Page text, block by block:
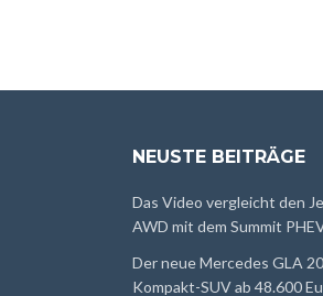
NEUSTE BEITRÄGE
Das Video vergleicht den
AWD mit dem Summit
Der neue Mercedes GLA
Kompakt-SUV ab 48.600